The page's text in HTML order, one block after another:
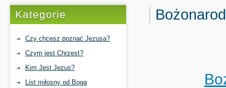
Historia Izraela
Kategorie
Czy chcesz poznać Jezusa?
Czym jest Chrzest?
Kim Jest Jezus?
List miłosny od Boga